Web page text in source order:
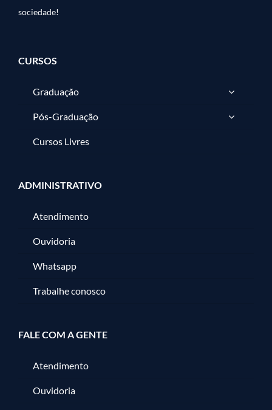
sociedade!
CURSOS
Graduação
Pós-Graduação
Cursos Livres
ADMINISTRATIVO
Atendimento
Ouvidoria
Whatsapp
Trabalhe conosco
FALE COM A GENTE
Atendimento
Ouvidoria